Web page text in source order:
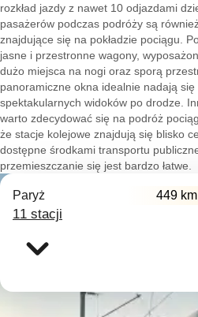
rozkład jazdy z nawet 10 odjazdami
pasażerów podczas podróży są
znajdujące się na pokładzie pociągu.
jasne i przestronne wagony,
dużo miejsca na nogi oraz sporą
panoramiczne okna idealnie nadają się
spektakularnych widoków po drodze.
warto zdecydować się na podróż
że stacje kolejowe znajdują się blisko
dostępne środkami transportu
przemieszczanie się jest bardzo łatwe.
Paryż 449 km
11 stacji